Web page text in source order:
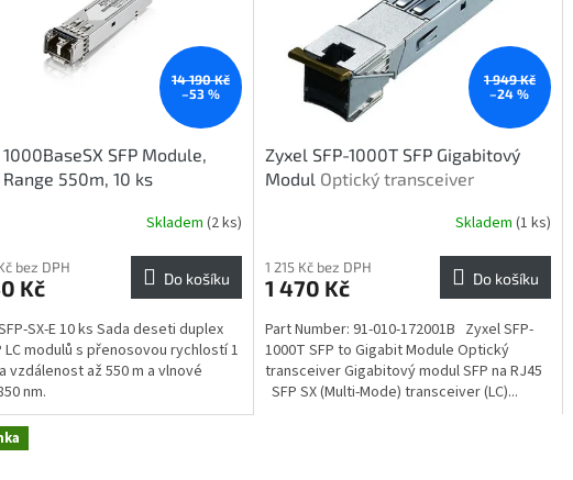
14 190 Kč
–53 %
SFP Module,
550m, 10 ks
Skladem (2 ks)
bez DPH
Kč Do košíku
SX-E 10 ks Sada deseti duplex
LC modulů s přenosovou rychlostí 1
vzdálenost až 550 m a vlnové
nm.
1 949 Kč
–24 %
Zyxel SFP-1000T SFP Gigabitový
Modul Optický transceiver
Skladem (1 ks)
1 215 Kč bez DPH
1 470 Kč Do košíku
Part Number: 91-010-172001B Zyxel SFP-
1000T SFP to Gigabit Module Optický
transceiver Gigabitový modul SFP na RJ45
SFP SX (Multi-Mode) transceiver (LC)...